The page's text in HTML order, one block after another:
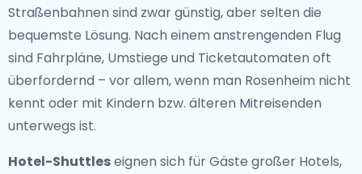
Straßenbahnen sind zwar günstig, aber selten die
bequemste Lösung. Nach einem anstrengenden Flug
sind Fahrpläne, Umstiege und Ticketautomaten oft
überfordernd – vor allem, wenn man Rosenheim nicht
kennt oder mit Kindern bzw. älteren Mitreisenden
unterwegs ist.
Hotel-Shuttleseignen sich für Gäste großer Hotels,